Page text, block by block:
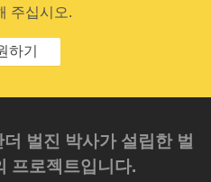
주십시오.
하기
벌진 박사가 설립한 벌
프로젝트입니다.